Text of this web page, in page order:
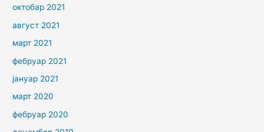
октобар 2021
август 2021
март 2021
фебруар 2021
јануар 2021
март 2020
фебруар 2020